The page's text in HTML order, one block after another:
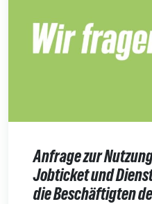
Anfrage zur
Jobticket und
die Beschäftigten